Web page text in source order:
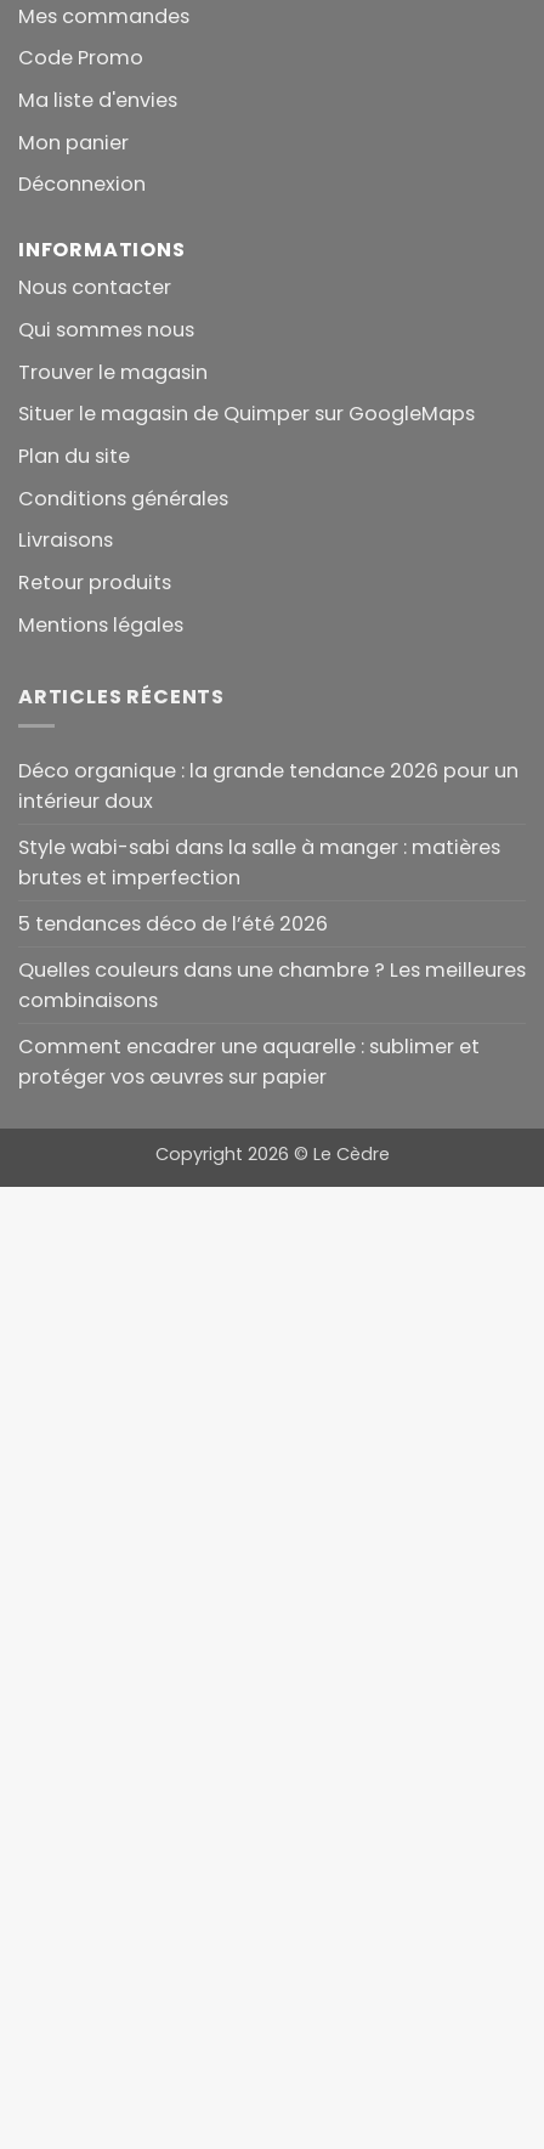
Mes commandes
Code Promo
Ma liste d'envies
Mon panier
Déconnexion
INFORMATIONS
Nous contacter
Qui sommes nous
Trouver le magasin
Situer le magasin de Quimper sur GoogleMaps
Plan du site
Conditions générales
Livraisons
Retour produits
Mentions légales
ARTICLES RÉCENTS
Déco organique : la grande tendance 2026 pour un
intérieur doux
Style wabi-sabi dans la salle à manger : matières
brutes et imperfection
5 tendances déco de l’été 2026
Quelles couleurs dans une chambre ? Les meilleures
combinaisons
Comment encadrer une aquarelle : sublimer et
protéger vos œuvres sur papier
Copyright 2026 © Le Cèdre